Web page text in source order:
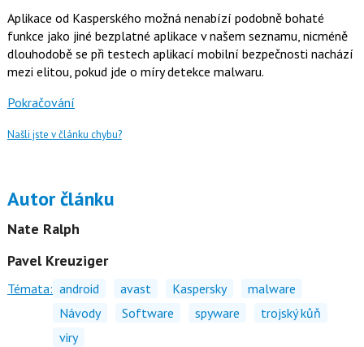
Aplikace od Kasperského možná nenabízí podobně bohaté
funkce jako jiné bezplatné aplikace v našem seznamu, nicméně
dlouhodobě se při testech aplikací mobilní bezpečnosti nachází
mezi elitou, pokud jde o míry detekce malwaru.
Pokračování
Našli jste v článku chybu?
Autor článku
Nate Ralph
Pavel Kreuziger
Témata: android avast Kaspersky
malware
Návody
Software spyware
trojský kůň
viry